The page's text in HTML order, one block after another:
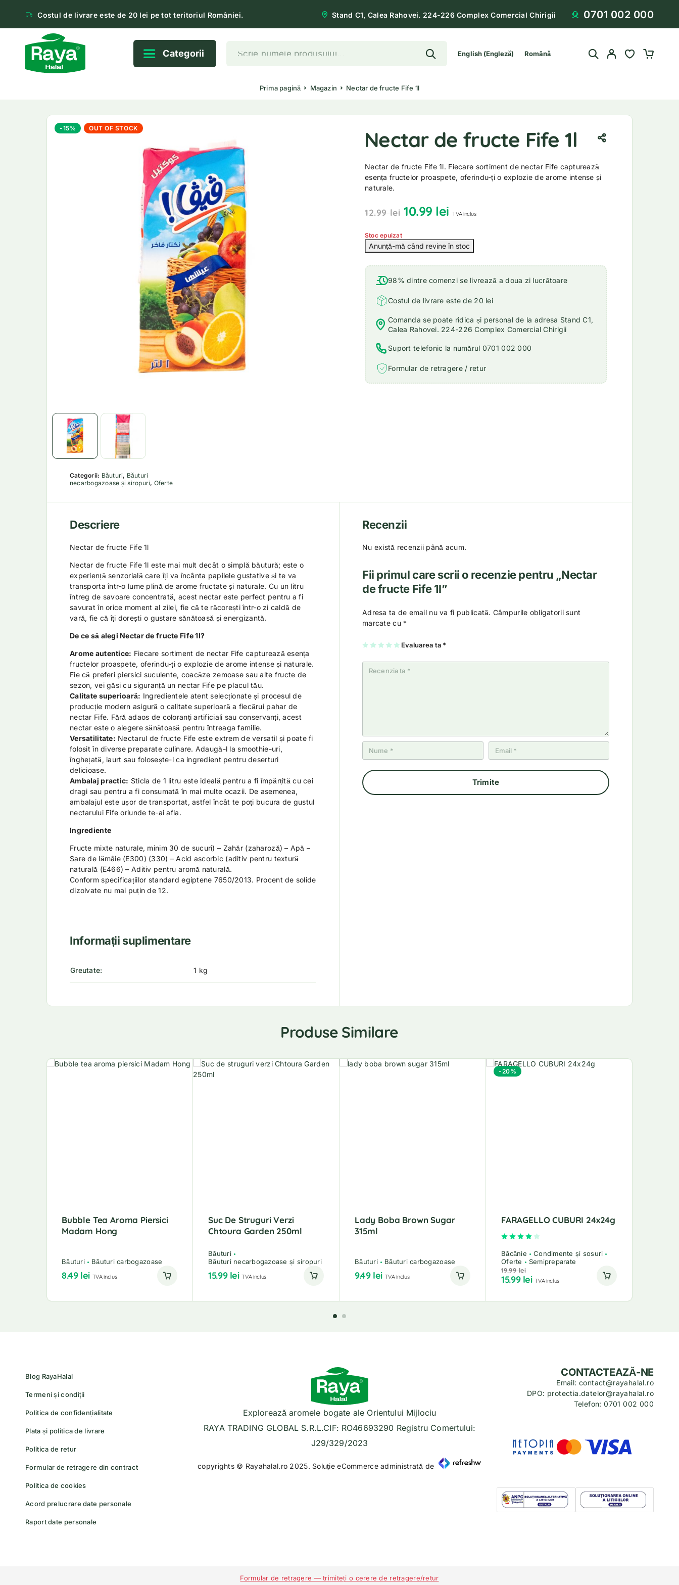
Costul de livrare este de 20 lei pe tot teritoriul României. Stand C1, Calea Rahovei. 224-226 Complex Comercial Chirigii 0701 002 000
Categorii English(Engleză) Română
Prima pagină Magazin Nectar de fructe Fife 1l
-15% OUT OF STOCK
Categorii: Băuturi, Băuturi
necarbogazoase și siropuri, Oferte
Nectar de fructe Fife 1l
Nectar de fructe Fife 1l. Fiecare sortiment de nectar Fife capturează
esența fructelor proaspete, oferindu-ți o explozie de arome intense și
naturale.
12.99lei 10.99 lei TVA inclus
Stoc epuizat
98% dintre comenzi se livrează a doua zi lucrătoare
Costul de livrare este de 20 lei
Comanda se poate ridica și personal de la adresa Stand C1,
Calea Rahovei. 224-226 Complex Comercial Chirigii
Suport telefonic la numărul 0701 002 000
Formular de retragere / retur
Descriere
Nectar de fructe Fife 1l
Nectar de fructe Fife 1l este mai mult decât o simplă băutură; este o
experiență senzorială care îți va încânta papilele gustative și te va
transporta într-o lume plină de arome fructate și naturale. Cu un litru
întreg de savoare concentrată, acest nectar este perfect pentru a fi
savurat în orice moment al zilei, fie că te răcorești într-o zi caldă de
vară, fie că îți dorești o gustare sănătoasă și energizantă.
De ce să alegi Nectar de fructe Fife 1l?
Arome autentice: Fiecare sortiment de nectar Fife capturează esența
fructelor proaspete, oferindu-ți o explozie de arome intense și naturale.
Fie că preferi piersici suculente, coacăze zemoase sau alte fructe de
sezon, vei găsi cu siguranță un nectar Fife pe placul tău.
Calitate superioară: Ingredientele atent selecționate și procesul de
producție modern asigură o calitate superioară a fiecărui pahar de
nectar Fife. Fără adaos de coloranți artificiali sau conservanți, acest
nectar este o alegere sănătoasă pentru întreaga familie.
Versatilitate: Nectarul de fructe Fife este extrem de versatil și poate fi
folosit în diverse preparate culinare. Adaugă-l la smoothie-uri,
înghețată, iaurt sau folosește-l ca ingredient pentru deserturi
delicioase.
Ambalaj practic: Sticla de 1 litru este ideală pentru a fi împărțită cu cei
dragi sau pentru a fi consumată în mai multe ocazii. De asemenea,
ambalajul este ușor de transportat, astfel încât te poți bucura de gustul
nectarului Fife oriunde te-ai afla.
Ingrediente
Fructe mixte naturale, minim 30 de sucuri) – Zahăr (zaharoză) – Apă –
Sare de lămâie (E300) (330) – Acid ascorbic (aditiv pentru textură
naturală (E466) – Aditiv pentru aromă naturală.
Conform specificațiilor standard egiptene 7650/2013. Procent de solide
dizolvate nu mai puțin de 12.
Informații suplimentare
Greutate 1 kg
Recenzii
Nu există recenzii până acum.
Fii primul care scrii o recenzie pentru „Nectar
de fructe Fife 1l”
Adresa ta de email nu va fi publicată. Câmpurile obligatorii sunt
marcate cu *
Evaluarea ta *
U
na
n
2
di
5
st
el
3
di
5
st
el
4
di
5
st
el
5
di
5
st
el
Produse Similare
Bubble Tea Aroma Piersici
Madam Hong
Băuturi Băuturi carbogazoase
8.49 lei TVA inclus
Suc De Struguri Verzi
Chtoura Garden 250ml
Băuturi
Băuturi necarbogazoase și siropuri
15.99 lei TVA inclus
Lady Boba Brown Sugar
315ml
Băuturi Băuturi carbogazoase
9.49 lei TVA inclus
-20%
FARAGELLO CUBURI 24x24g
Evaluat la
Băcănie
Condimente și sosuri
Oferte
Semipreparate
19.99lei
15.99 lei TVA inclus
Blog RayaHalal
Termeni și condiții
Politica de confidențialitate
Plata și politica de livrare
Politica de retur
Formular de retragere din contract
Politica de cookies
Acord prelucrare date personale
Raport date personale
Explorează aromele bogate ale Orientului Mijlociu
RAYA TRADING GLOBAL S.R.L.CIF: RO46693290 Registru Comertului:
J29/329/2023
copyrights © Rayahalal.ro 2025. Soluție eCommerce administrată de
CONTACTEAZĂ-NE
Email: contact@rayahalal.ro
DPO: protectia.datelor@rayahalal.ro
Telefon: 0701 002 000
Formular de retragere — trimiteți o cerere de retragere/retur